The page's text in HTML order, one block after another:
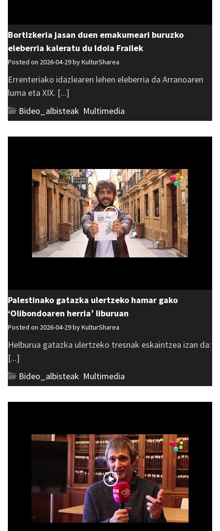
Bortizkeria jasan duen emakumeari buruzko
eleberria kaleratu du Idoia Frailek
Posted on 2026-04-29 byKulturSharea
Errenteriako idazlearen lehen eleberria da Arranoaren
luma eta XIX. [...]
Bideo_albisteak Multimedia
Palestinako gatazka ulertzeko hamar gako
‘Olibondoaren herria’ liburuan
Posted on 2026-04-29 byKulturSharea
Helburua gatazka ulertzeko tresnak eskaintzea izan da:
[...]
Bideo_albisteak Multimedia